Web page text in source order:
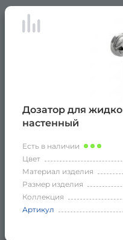
Дозатор для
настенный
Есть в наличии
Цвет
Материал изделия
Размер изделия
Коллекция
Артикул